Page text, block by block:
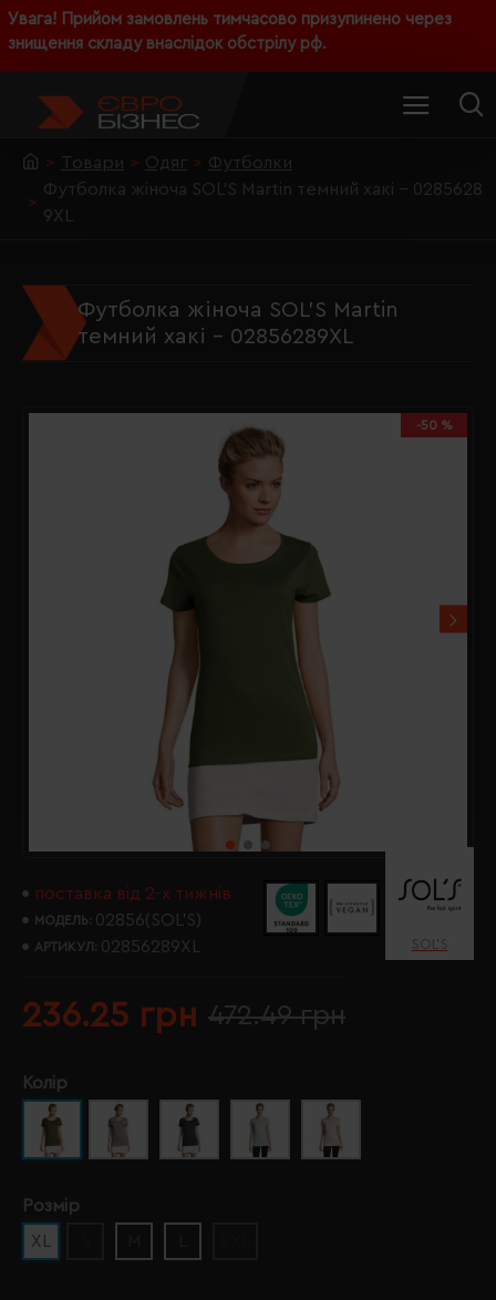
Увага! Прийом замовлень тимчасово призупинено через
знищення складу внаслідок обстрілу рф.
Товари Одяг
Футболки
Футболка жіноча SOL'S Martin темний хакі - 0285628
9XL
Футболка жіноча SOL'S Martin
темний хакі - 02856289XL
-50 %
поставка від 2-х тижнів
МОДЕЛЬ: 02856(SOL’S)
АРТИКУЛ: 02856289XL SOL’S
236.25 грн 472.49 грн
Колір
Розмір
XL